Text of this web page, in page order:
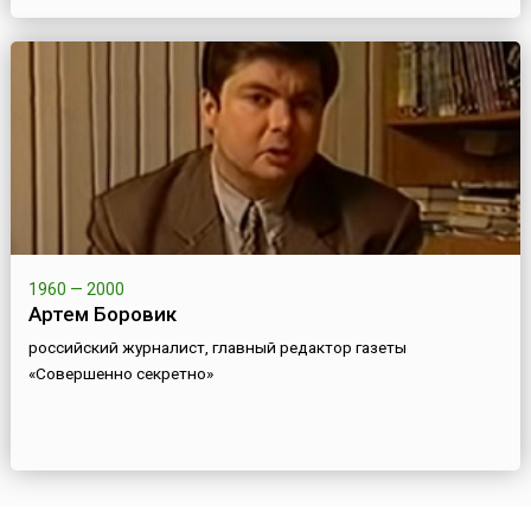
1960 — 2000
Артем Боровик
российский журналист, главный редактор газеты
«Совершенно секретно»